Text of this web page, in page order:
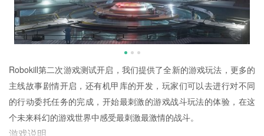
Robokill第二次游戏测试开启，我们提供了全新的游戏玩法，更多的
主线故事剧情开启，还有机甲库的开发，玩家们可以去进行对不同
的行动委托任务的完成，开始最刺激的游戏战斗玩法的体验，在这
个未来科幻的游戏世界中感受最刺激最激情的战斗。
游戏说明